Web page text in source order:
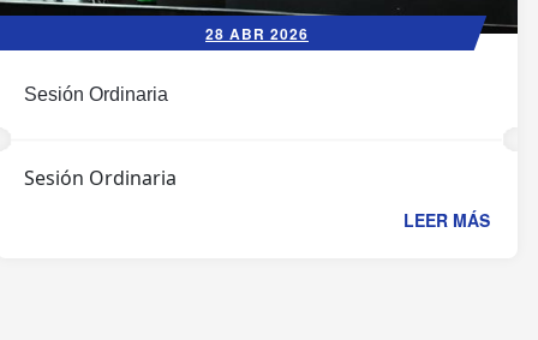
28 ABR 2026
Sesión Ordinaria
Sesión Ordinaria
LEER MÁS